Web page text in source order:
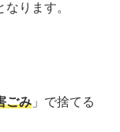
ります。
ごみ 」で捨てる